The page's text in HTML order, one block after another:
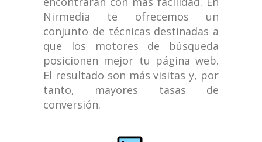
Nirmedia te ofrecemos un
conjunto de técnicas destinadas a
que los motores de búsqueda
posicionen mejor tu página web.
El resultado son más visitas y, por
tanto, mayores tasas de
conversión.